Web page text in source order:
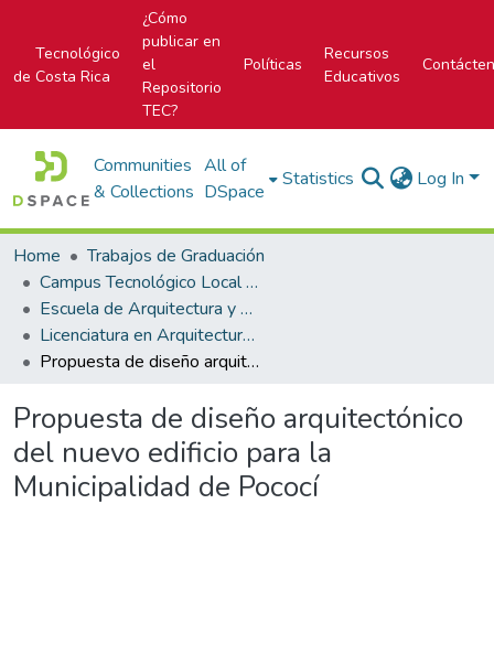
Tecnológico
de Costa Rica
¿Cómo
publicar en
el
Repositorio
TEC?
Políticas
Recursos
Educativos
Communities
& Collections
All of
DSpace
Statistics Log In
Home
Trabajos de Graduación
Campus Tecnológico Local San José
Escuela de Arquitectura y Urbanismo
Licenciatura en Arquitectura y Urbanismo
Propuesta de diseño arquitectónico del nuevo edificio para la Municipalidad de Pococí
Propuesta de diseño arquitectónico
del nuevo edificio para la
Municipalidad de Pococí